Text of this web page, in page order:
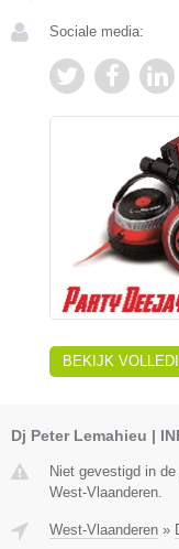
Sociale media:
BEKIJK
Dj Peter Lemahieu |
Niet gevestigd in
West-Vlaanderen.
West-Vlaanderen »